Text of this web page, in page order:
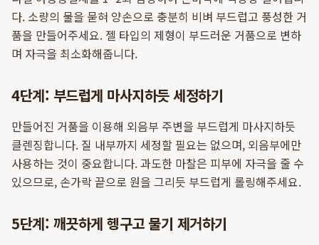
다. 소량의 물을 묻혀 양손으로 충분히 비벼 부드럽고 풍성한 거
품을 만들어주세요. 젤 타입의 제형이 부드러운 거품으로 변하
며 자극을 최소화해줍니다.
4단계: 부드럽게 마사지하듯 세정하기
만들어진 거품을 이용해 외음부 주변을 부드럽게 마사지하듯
클렌징합니다. 질 내부까지 세정할 필요는 없으며, 외음부에만
사용하는 것이 중요합니다. 과도한 마찰은 피부에 자극을 줄 수
있으므로, 손가락 끝으로 원을 그리듯 부드럽게 롤링해주세요.
5단계: 깨끗하게 헹구고 물기 제거하기